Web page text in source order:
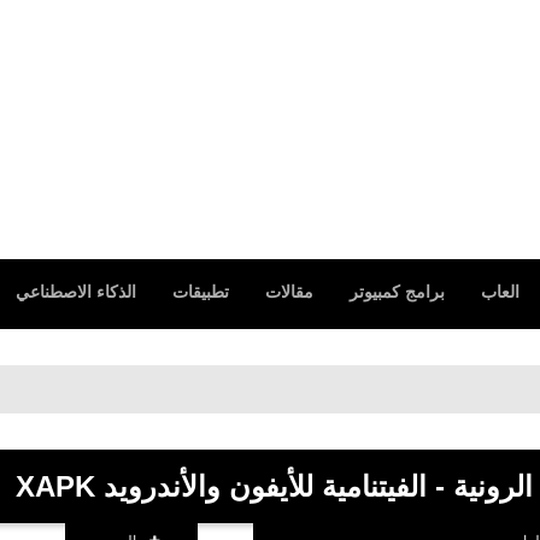
العاب برامج كمبيوتر مقالات تطبيقات الذكاء الاصطناعي